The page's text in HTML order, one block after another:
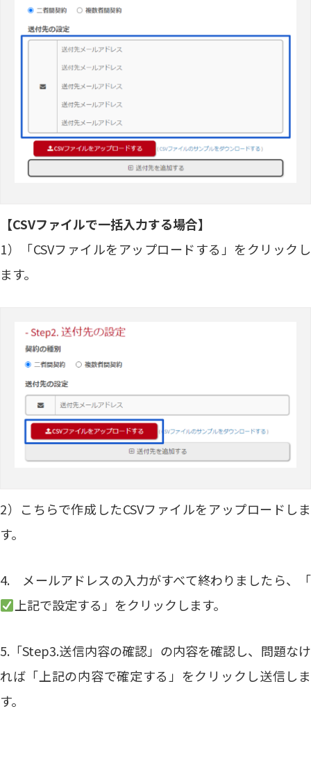
【CSVファイルで一括入力する場合】
1）「CSVファイルをアップロードする」をクリックし
ます。
2）こちらで作成したCSVファイルをアップロードしま
す。
4. メールアドレスの入力がすべて終わりましたら、「
上記で設定する」をクリックします。
5.「Step3.送信内容の確認」の内容を確認し、問題なけ
れば「上記の内容で確定する」をクリックし送信しま
す。